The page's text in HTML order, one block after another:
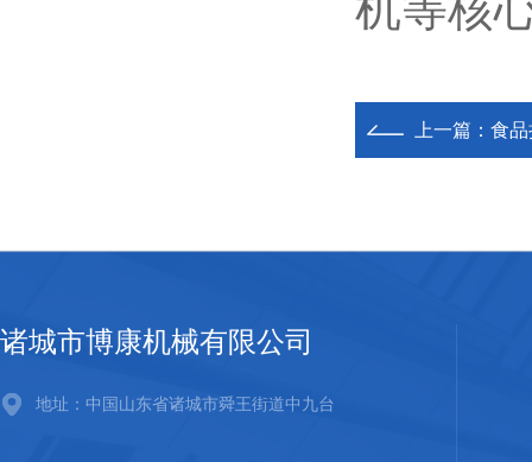
上一篇： 食
诸城市博康机械有限公司
地址：中国山东省诸城市舜王街道中九台